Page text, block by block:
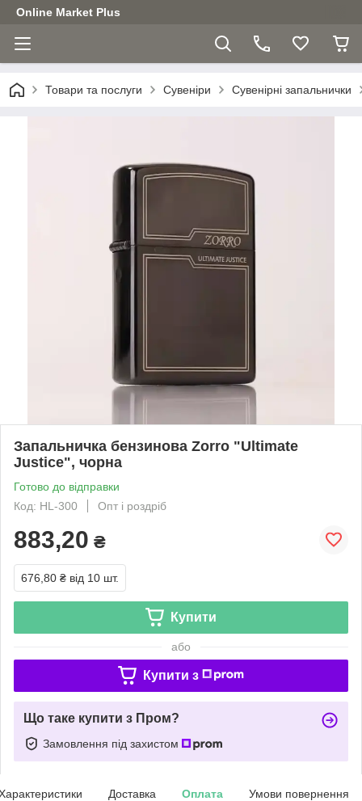
Online Market Plus
Товари та послуги Сувеніри Сувенірні запальнички
Запальничка бензинова Zorrо "Ultimate
Justice", чорна
Готово до відправки
Код: HL-300
Опт і роздріб
883,20 ₴
676,80 ₴ від 10 шт.
Купити
або
Купити з
Що таке купити з Пром?
Замовлення під захистом
Доставка Оплата Умови повернення